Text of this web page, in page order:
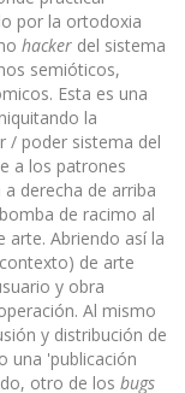
por la ortodoxia
hacker del sistema
semióticos,
Esta es una
la
/ poder sistema del
a los patrones
derecha de arriba
de racimo al
Abriendo así la
de arte
y obra
Al mismo
y distribución de
una 'publicación
otro de los bugs